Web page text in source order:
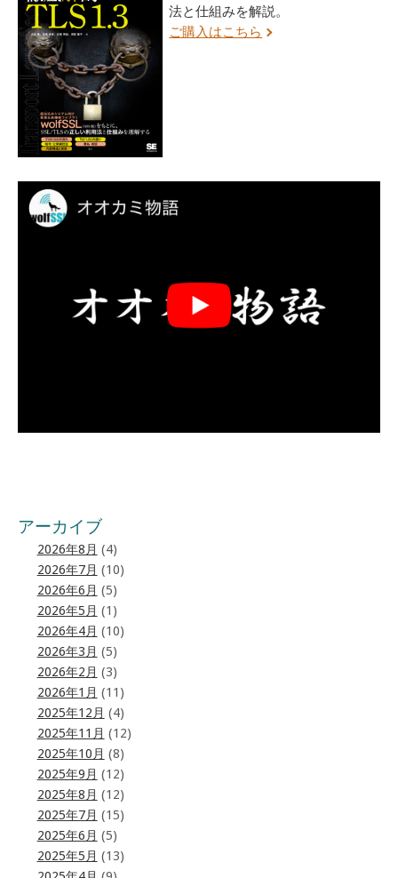
法と仕組みを解説。
ご購入はこちら
アーカイブ
2026年8月 (4)
2026年7月 (10)
2026年6月 (5)
2026年5月 (1)
2026年4月 (10)
2026年3月 (5)
2026年2月 (3)
2026年1月 (11)
2025年12月 (4)
2025年11月 (12)
2025年10月 (8)
2025年9月 (12)
2025年8月 (12)
2025年7月 (15)
2025年6月 (5)
2025年5月 (13)